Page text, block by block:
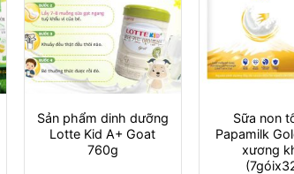
Sản phẩm dinh dưỡng
Lotte Kid A+ Goat
760g
Sữa non
Papamilk
xương